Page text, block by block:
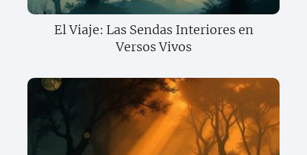
El Viaje: Las Sendas Interiores en
Versos Vivos